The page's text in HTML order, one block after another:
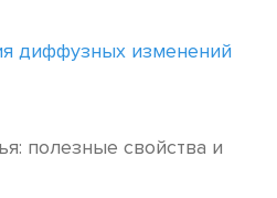
диффузных изменений